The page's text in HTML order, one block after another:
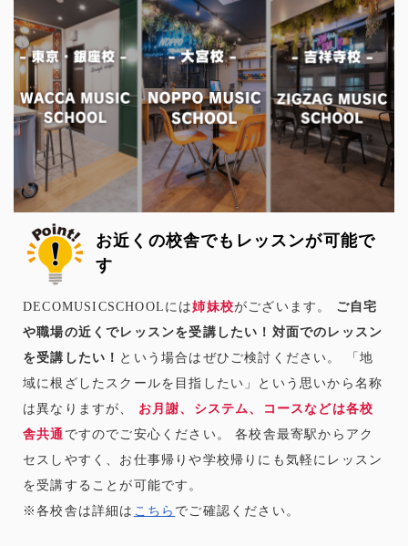
お近くの校舎でもレッスンが可能で
す
DECOMUSICSCHOOLには姉妹校がございます。 ご自宅
や職場の近くでレッスンを受講したい！対面でのレッスン
を受講したい！ という場合はぜひご検討ください。 「地
域に根ざしたスクールを目指したい」という思いから名称
は異なりますが、 お月謝、システム、コースなどは各校
舎共通 ですのでご安心ください。 各校舎最寄駅からアク
セスしやすく、お仕事帰りや学校帰りにも気軽にレッスン
を受講することが可能です。
※各校舎は詳細は こちら でご確認ください。